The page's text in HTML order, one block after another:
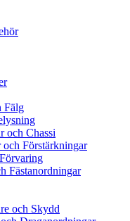
Fälg
och Chassi
Förstärkningar
Fästanordningar
och Skydd